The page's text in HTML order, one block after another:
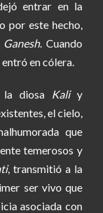
entrar en la
por este hecho,
Ganesh. Cuando
en cólera.
la diosa Kaliy
el cielo,
que
temerosos y
, transmitió a la
ser vivo que
asociada con